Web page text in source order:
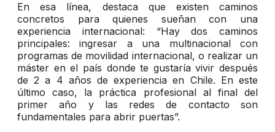
En esa línea, destaca que existen caminos
concretos para quienes sueñan con una
experiencia internacional: “Hay dos caminos
principales: ingresar a una multinacional con
programas de movilidad internacional, o realizar un
máster en el país donde te gustaría vivir después
de 2 a 4 años de experiencia en Chile. En este
último caso, la práctica profesional al final del
primer año y las redes de contacto son
fundamentales para abrir puertas”.